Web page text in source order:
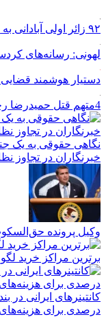
۹۲ زائر اولی آبادانی به زیارت امام هشتم اعزام شدند
لهونی: رسانه‌های
دستیار هوشمند
4متهم قتل حمیدرضا رجب‌زاده دستگیر شدند
نگاهی حقوقی به یک
خبرنگاران در تجاوز
وکیل پرونده
برترین مراکز خرید لگو
درصدی برای هزینه‌های